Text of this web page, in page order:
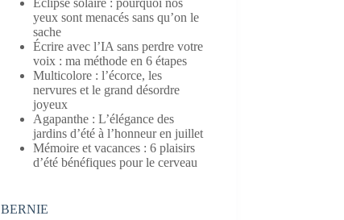
yeux sont menacés sans qu’on le
sache
Écrire avec l’IA sans perdre votre
voix : ma méthode en 6 étapes
Multicolore : l’écorce, les
nervures et le grand désordre
joyeux
Agapanthe : L’élégance des
jardins d’été à l’honneur en juillet
Mémoire et vacances : 6 plaisirs
d’été bénéfiques pour le cerveau
BERNIE